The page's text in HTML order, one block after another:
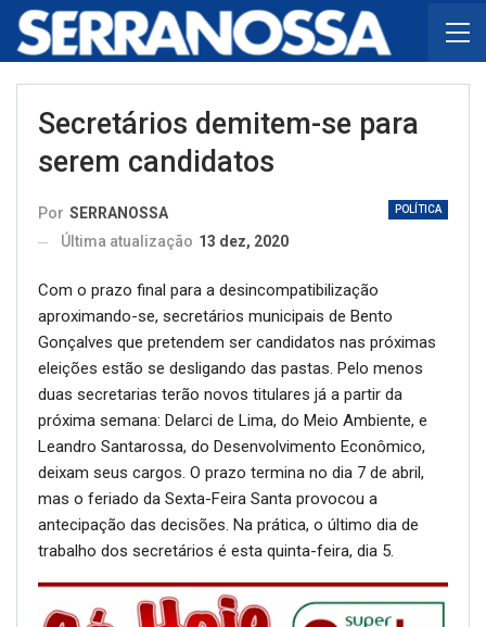
Secretários demitem-se para
serem candidatos
POLÍTICA
Por SERRANOSSA
Última atualização 13 dez, 2020
Com o prazo final para a desincompatibilização
aproximando-se, secretários municipais de Bento
Gonçalves que pretendem ser candidatos nas próximas
eleições estão se desligando das pastas. Pelo menos
duas secretarias terão novos titulares já a partir da
próxima semana: Delarci de Lima, do Meio Ambiente, e
Leandro Santarossa, do Desenvolvimento Econômico,
deixam seus cargos. O prazo termina no dia 7 de abril,
mas o feriado da Sexta-Feira Santa provocou a
antecipação das decisões. Na prática, o último dia de
trabalho dos secretários é esta quinta-feira, dia 5.